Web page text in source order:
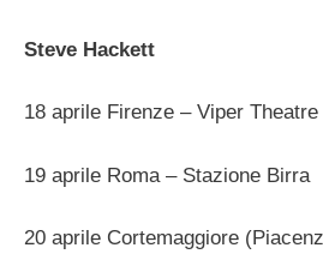
Steve Hackett
18 aprile Firenze – Viper Theatre
19 aprile Roma – Stazione Birra
20 aprile Cortemaggiore